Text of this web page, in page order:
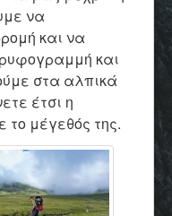
να
και να
και
στα αλπικά
έτσι η
το μέγεθός της.